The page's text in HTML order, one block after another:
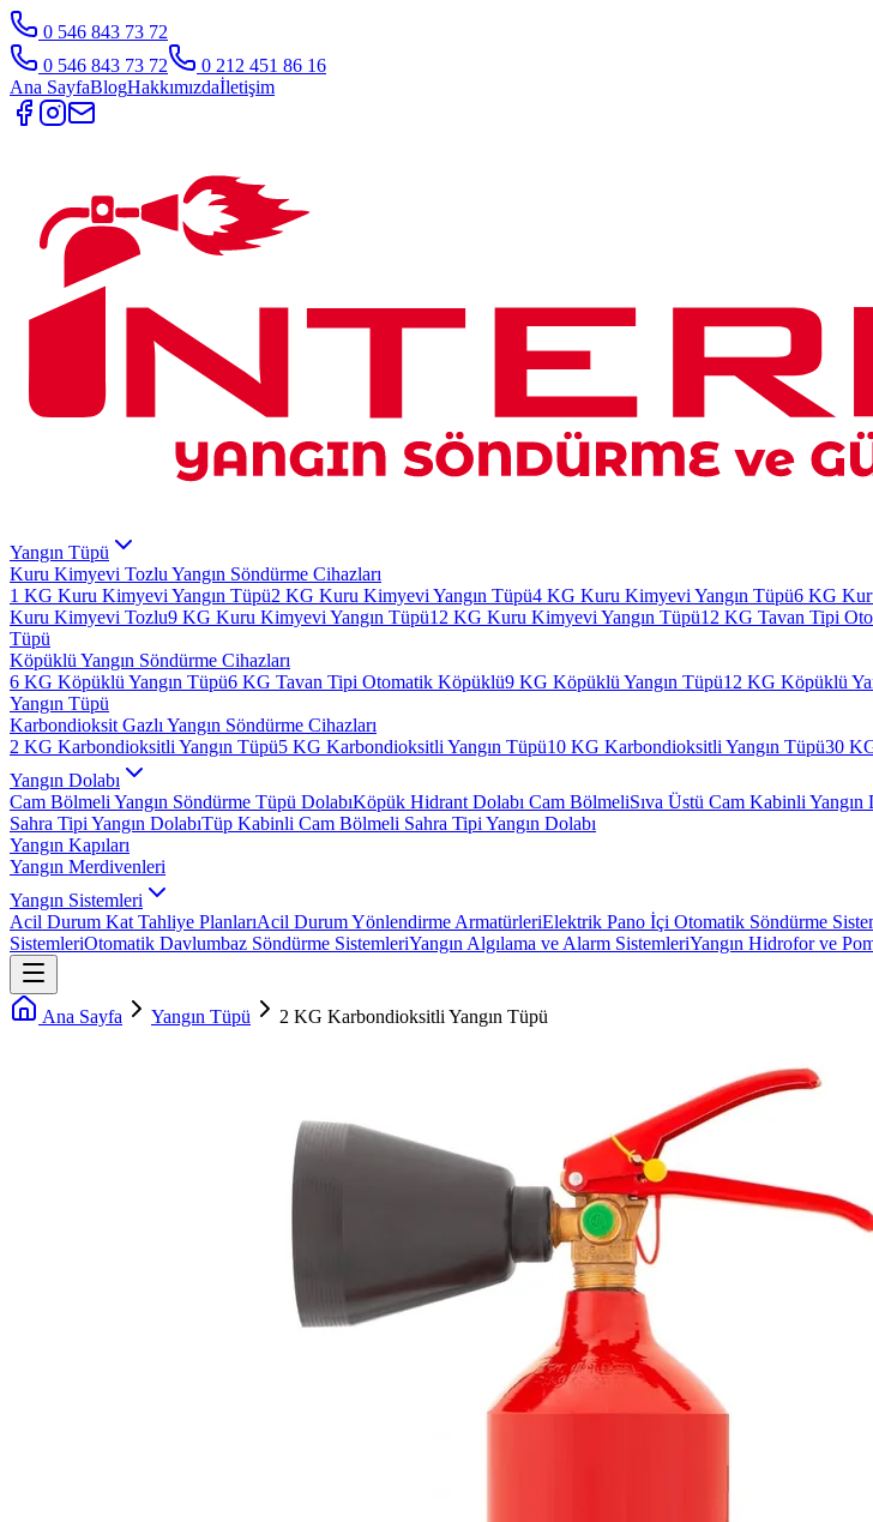
0 546 843 73 72
0 546 843 73 72
0 212 451 86 16
Ana SayfaBlogHakkımızdaİletişim
Yangın Tüpü
Kuru Kimyevi Tozlu Yangın Söndürme Cihazları
1 KG Kuru Kimyevi Yangın Tüpü2 KG Kuru Kimyevi Yangın Tüpü4 KG Kuru Kimyevi Yangın Tüpü6 KG
Kuru Kimyevi Tozlu9 KG Kuru Kimyevi Yangın Tüpü12 KG Kuru Kimyevi Yangın Tüpü12 KG Tavan Tipi
Tüpü
Köpüklü Yangın Söndürme Cihazları
6 KG Köpüklü Yangın Tüpü6 KG Tavan Tipi Otomatik Köpüklü9 KG Köpüklü Yangın Tüpü12 KG Köpüklü
Yangın Tüpü
Karbondioksit Gazlı Yangın Söndürme Cihazları
2 KG Karbondioksitli Yangın Tüpü5 KG Karbondioksitli Yangın Tüpü10 KG Karbondioksitli Yangın Tüpü30
Yangın Dolabı
Cam Bölmeli Yangın Söndürme Tüpü DolabıKöpük Hidrant Dolabı Cam BölmeliSıva Üstü Cam Kabinli Yangın
Sahra Tipi Yangın DolabıTüp Kabinli Cam Bölmeli Sahra Tipi Yangın Dolabı
Yangın Kapıları
Yangın Merdivenleri
Yangın Sistemleri
Acil Durum Kat Tahliye PlanlarıAcil Durum Yönlendirme ArmatürleriElektrik Pano İçi Otomatik Söndürme
SistemleriOtomatik Davlumbaz Söndürme SistemleriYangın Algılama ve Alarm SistemleriYangın Hidrofor ve
Ana Sayfa Yangın Tüpü 2 KG Karbondioksitli Yangın Tüpü